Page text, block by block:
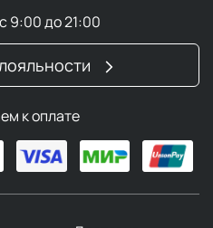
9:00 до 21:00
к оплате